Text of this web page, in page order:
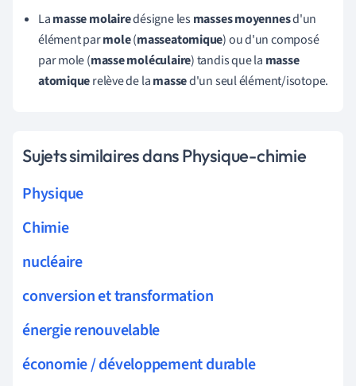
Lamasse molairedésigne lesmasses moyennesd'un
élément parmole(masseatomique) ou d'un composé
par mole (masse moléculaire) tandis que la masse
atomiquerelève de lamassed'un seul élément/isotope.
Sujets similaires dans Physique-chimie
Physique
Chimie
nucléaire
conversion et transformation
énergie renouvelable
économie / développement durable